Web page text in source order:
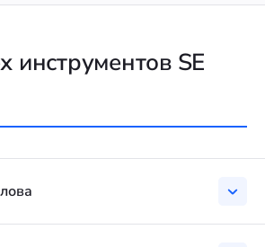
инструментов SE